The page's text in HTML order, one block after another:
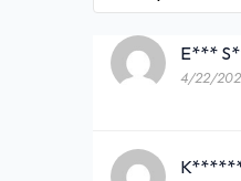
E***
4/22/